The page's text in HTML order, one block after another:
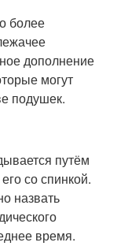
более
дополнение
могут
подушек.
путём
со спинкой.
назвать
время.